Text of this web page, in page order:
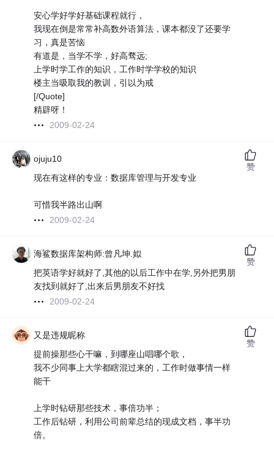
安心学好学好基础课程就行，
我现在倒是常常补高数外语算法，课本都没了还要学
习，真是苦恼
有道是，当学不学，好高骛远;
上学时学工作的知识，工作时学学校的知识
楼主当吸取我的教训，引以为戒
[/Quote]
精辟呀！
2009-02-24
ojuju10
现在有这样的专业：数据库管理与开发专业
可惜我半路出山啊
2009-02-24
赞
海鲨数据库架构师:曾凡坤.姒
把英语学好就好了,其他的以后工作中在学,另外把男朋
友找到就好了,出来后男朋友不好找
2009-02-24
赞
又是违规昵称
提前操那些心干嘛，到哪座山唱哪个歌，
我不少同事上大学都瞎混过来的，工作时做事情一样
能干
上学时钻研那些技术，事倍功半；
工作后钻研，利用公司前辈总结的现成文档，事半功
倍。
赞